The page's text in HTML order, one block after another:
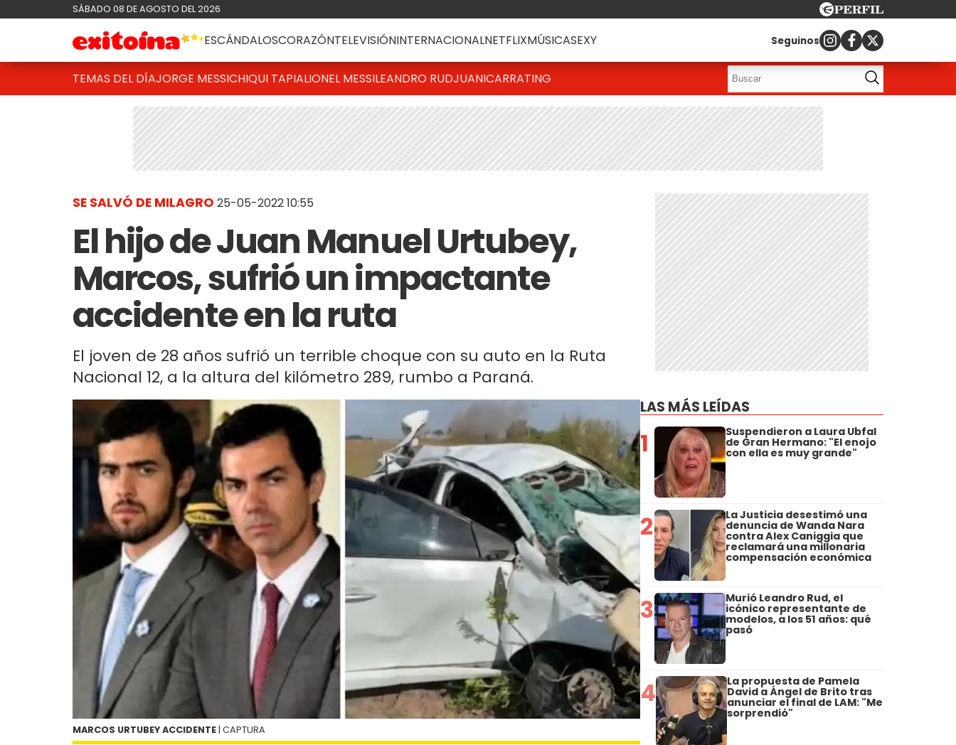
SÁBADO 08 DE AGOSTO DEL 2026
ESCÁNDALOSCORAZÓNTELEVISIÓNINTERNACIONALNETFLIXMÚSICASEXY Seguinos
TEMAS DEL DÍAJORGE MESSICHIQUI TAPIALIONEL MESSILEANDRO RUDJUANICARRATING
SE SALVÓ DE MILAGRO 25-05-2022 10:55
El hijo de Juan Manuel Urtubey,
Marcos, sufrió un impactante
accidente en la ruta
El joven de 28 años sufrió un terrible choque con su auto en la Ruta
Nacional 12, a la altura del kilómetro 289, rumbo a Paraná.
MARCOS URTUBEY ACCIDENTE | CAPTURA
LAS MÁS LEÍDAS
1 Suspendieron a Laura Ubfal
de Gran Hermano: "El enojo
con ella es muy grande"
2 La Justicia desestimó una
denuncia de Wanda Nara
contra Alex Caniggia que
reclamará una millonaria
compensación económica
3 Murió Leandro Rud, el
icónico representante de
modelos, a los 51 años: qué
pasó
4 La propuesta de Pamela
David a Ángel de Brito tras
anunciar el final de LAM: "Me
sorprendió"